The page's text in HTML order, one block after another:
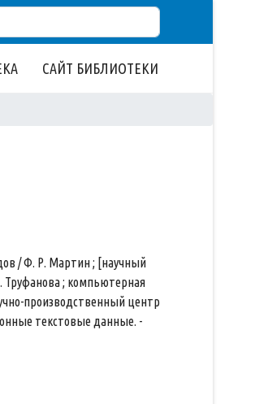
САЙТ БИБЛИОТЕКИ
/ Ф. Р. Мартин ; [научный
Труфанова ; компьютерная
производственный центр
текстовые данные. -